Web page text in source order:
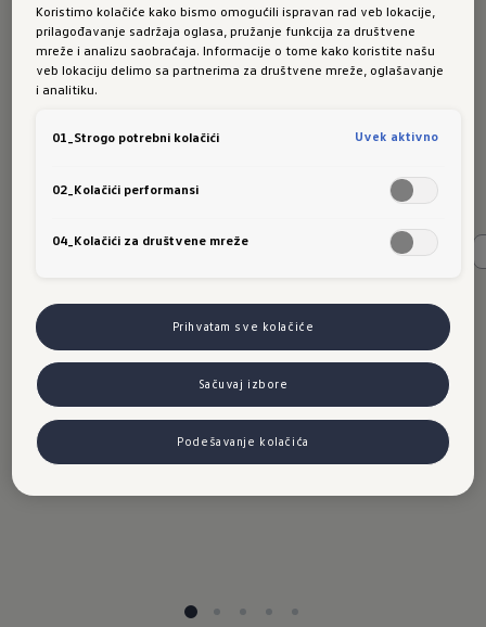
Detalji
Golfu
Sve (21) Istaknuti (2) Dizajn (5)
Detalji oasistenciji pri parkiranju
Koristimo kolačiće kako bismo omogućili ispravan rad veb lokacije,
prilagođavanje sadržaja oglasa, pružanje funkcija za društvene
mreže i analizu saobraćaja. Informacije o tome kako koristite našu
veb lokaciju delimo sa partnerima za društvene mreže, oglašavanje
i analitiku.
01_Strogo potrebni kolačići Uvek aktivno
02_Kolačići performansi
04_Kolačići za društvene mreže
Prihvatam sve kolačiće
Sačuvaj izbore
Podešavanje kolačića